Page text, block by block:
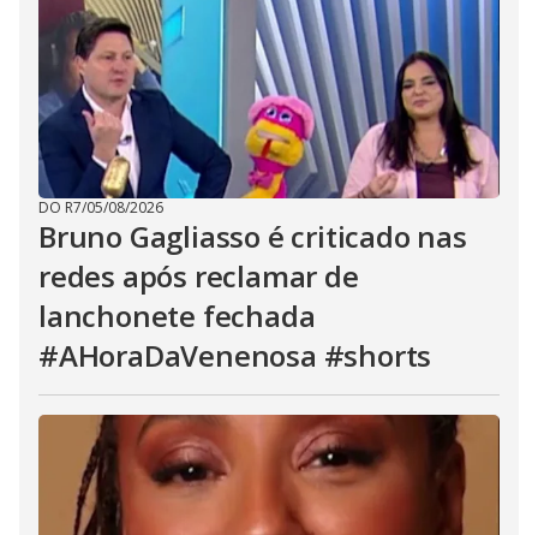
DO R7/05/08/2026
Bruno Gagliasso é criticado nas
redes após reclamar de
lanchonete fechada
#AHoraDaVenenosa #shorts